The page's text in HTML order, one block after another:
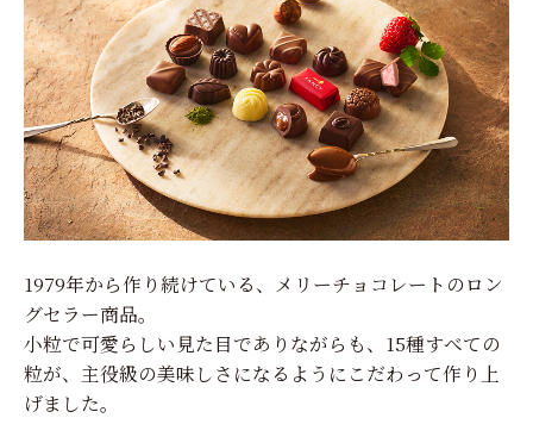
1979年から作り続けている、メリーチョコレートのロン
グセラー商品。
小粒で可愛らしい見た目でありながらも、15種すべての
粒が、主役級の美味しさになるようにこだわって作り上
げました。